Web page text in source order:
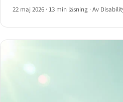
22 maj 2026 · 13 min läsning ·Av